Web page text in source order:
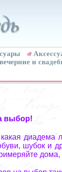
и
выбор!
диадема
шубок и
дома,